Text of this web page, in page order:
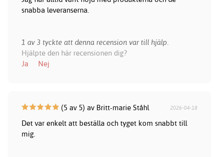
snabba leveranserna.
1 av 3 tyckte att denna recension var till hjälp.
Hjälpte den här recensionen dig?
Ja
Nej
(5 av 5) av Britt-marie Ståhl 2026-04-18
Det var enkelt att beställa och tyget kom snabbt till
mig.